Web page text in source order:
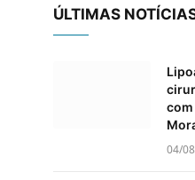
ÚLTIMAS
com
04/